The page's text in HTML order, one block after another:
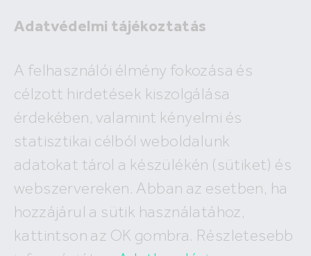
Adatvédelmi tájékoztatás
A felhasználói élmény fokozása és
célzott hirdetések kiszolgálása
érdekében, valamint kényelmi és
statisztikai célból weboldalunk
adatokat tárol a készülékén (sütiket) és
webszervereken. Abban az esetben, ha
hozzájárul a sütik használatához,
kattintson az OK gombra. Részletesebb
Kiadó lakás Budapest
Budapest, XIII. kerület Bessenyei utca
100 e Ft
Lakóterület:
39 m2
Szoba:
2